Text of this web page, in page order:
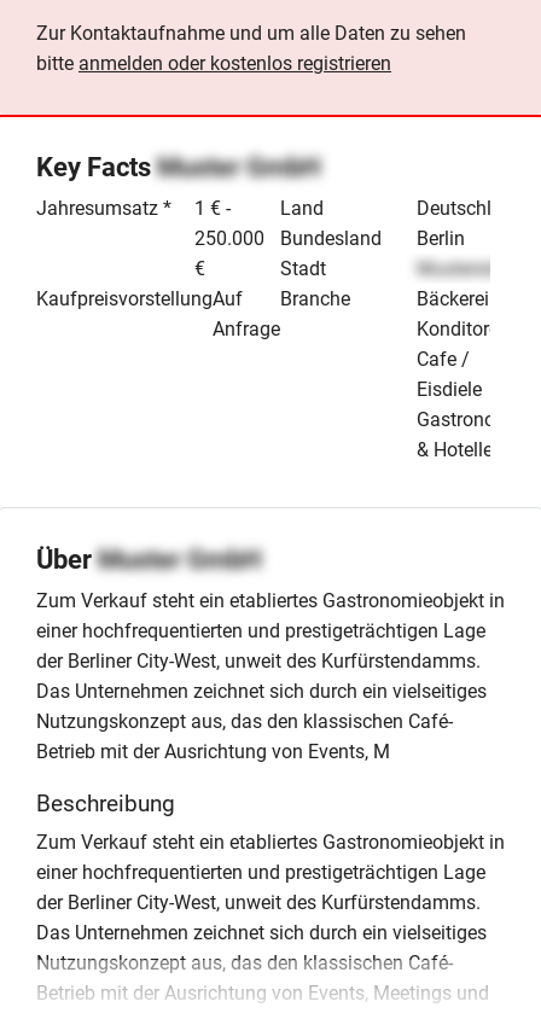
Zur Kontaktaufnahme und um alle Daten zu sehen
bitte anmelden oder kostenlos registrieren
Key FactsMuster GmbH
Jahresumsatz *
1 € -
250.000
€
KaufpreisvorstellungAuf
Anfrage
Land
Deutschland
Bundesland
Berlin
Stadt
Musterstadt
Branche
Bäckerei /
Konditorei /
Cafe /
Eisdiele
Gastronomie
& Hotellerie
ÜberMuster GmbH
Zum Verkauf steht ein etabliertes Gastronomieobjekt in
einer hochfrequentierten und prestigeträchtigen Lage
der Berliner City-West, unweit des Kurfürstendamms.
Das Unternehmen zeichnet sich durch ein vielseitiges
Nutzungskonzept aus, das den klassischen Café-
Betrieb mit der Ausrichtung von Events, M
Beschreibung
Zum Verkauf steht ein etabliertes Gastronomieobjekt in
einer hochfrequentierten und prestigeträchtigen Lage
der Berliner City-West, unweit des Kurfürstendamms.
Das Unternehmen zeichnet sich durch ein vielseitiges
Nutzungskonzept aus, das den klassischen Café-
Betrieb mit der Ausrichtung von Events, Meetings und